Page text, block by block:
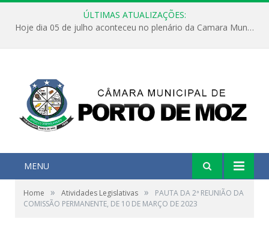
ÚLTIMAS ATUALIZAÇÕES:
Hoje dia 05 de julho aconteceu no plenário da Camara Municipal de Porto de Moz a Sessão Solene de Abertura dos Trabalhos Legislativos 2º Período da 23ª Legislatura
MENU
Home » Atividades Legislativas »
PAUTA DA 2ª REUNIÃO DA
COMISSÃO PERMANENTE, DE 10 DE MARÇO DE 2023